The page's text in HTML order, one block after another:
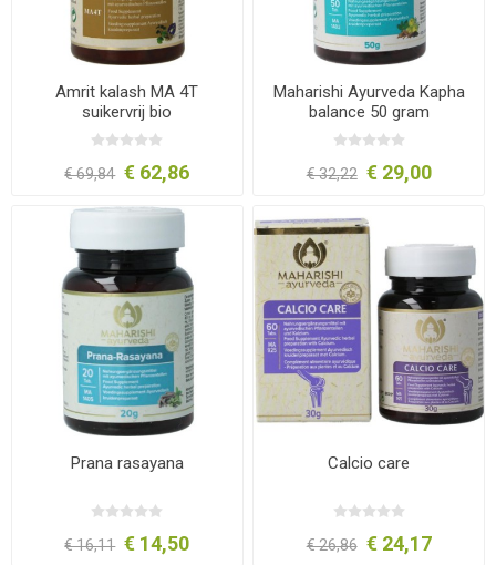
Amrit kalash MA 4T
suikervrij bio
€ 69,84 € 62,86
Maharishi Ayurveda Kapha
balance 50 gram
€ 32,22 € 29,00
Prana rasayana
€ 16,11 € 14,50
Calcio care
€ 26,86 € 24,17